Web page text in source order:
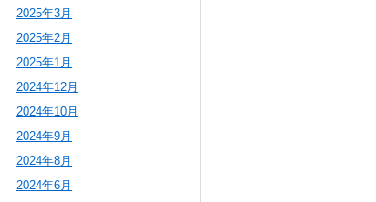
2025年3月
2025年2月
2025年1月
2024年12月
2024年10月
2024年9月
2024年8月
2024年6月